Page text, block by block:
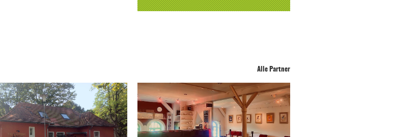
Alle Partner